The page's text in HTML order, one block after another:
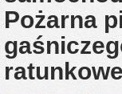
Pożarna